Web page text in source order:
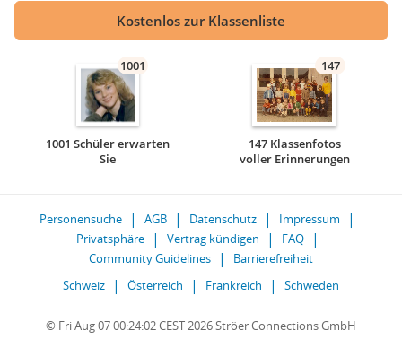
Kostenlos zur Klassenliste
1001
1001 Schüler erwarten
Sie
147
147 Klassenfotos
voller Erinnerungen
Personensuche AGB Datenschutz
Impressum
Privatsphäre
Vertrag kündigen
FAQ
Community Guidelines
Barrierefreiheit
Schweiz
Österreich Frankreich Schweden
© Fri Aug 07 00:24:02 CEST 2026 Ströer Connections GmbH